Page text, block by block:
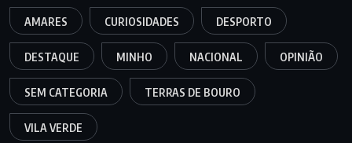
AMARES CURIOSIDADES DESPORTO
DESTAQUE MINHO NACIONAL OPINIÃO
SEM CATEGORIA TERRAS DE BOURO
VILA VERDE